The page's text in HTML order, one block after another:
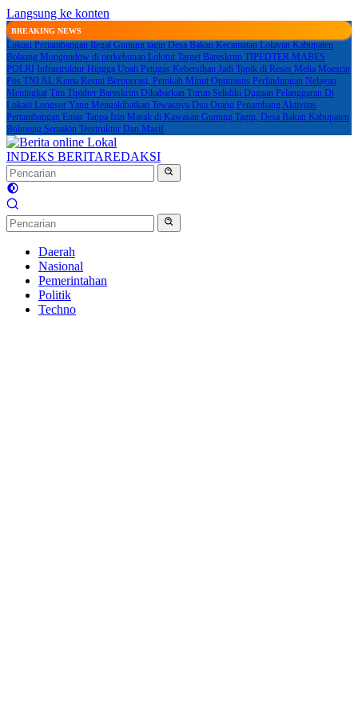
Langsung ke konten
BREAKING NEWS
Lokasi Pertambangan Ilegal Gunung tagin Desa Bakan Kecamatan Lolayan Kabupaten
Bolaang Mongondow di perkebunan Lolotut Target Bareskrim TIPEDTER MABES
POLRI
Infrastruktur Hingga Upah Petugas Kebersihan Jadi Topik di Reses Melia Moesrin
Pos TNI AL Kema Resmi Beroperasi, Pemkab Minut Optimistis Perlindungan Nelayan
Meningkat Tim Tipidter Bareskrim Dikabarkan Turun Selidiki Dugaan Pelanggaran Di
Lokasi Longsor Yang Mengakibatkan Tewasnya Dua Orang PenambangAktivitas
Pertambangan Emas Tanpa Izin Marak di Kawasan Gunung Tagin, Desa Bakan Kabupaten
Bolmong Semakin Terstruktur Dan Masif
INDEKS BERITAREDAKSI
Daerah
Nasional
Pemerintahan
Politik
Techno